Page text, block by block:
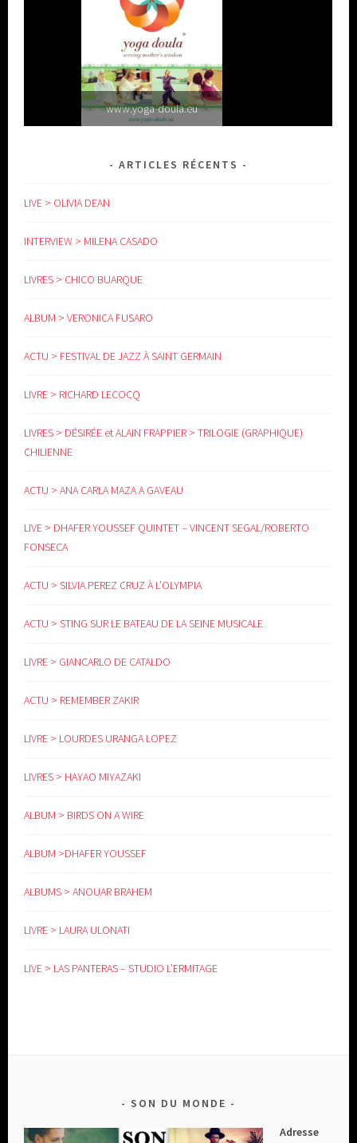
www.yoga-doula.eu
ARTICLES RÉCENTS
LIVE > OLIVIA DEAN
INTERVIEW > MILENA CASADO
LIVRES > CHICO BUARQUE
ALBUM > VERONICA FUSARO
ACTU > FESTIVAL DE JAZZ À SAINT GERMAIN
LIVRE > RICHARD LECOCQ
LIVRES > DÉSIRÉE et ALAIN FRAPPIER > TRILOGIE (GRAPHIQUE)
CHILIENNE
ACTU > ANA CARLA MAZA A GAVEAU
LIVE > DHAFER YOUSSEF QUINTET – VINCENT SEGAL/ROBERTO
FONSECA
ACTU > SILVIA PEREZ CRUZ À L’OLYMPIA
ACTU > STING SUR LE BATEAU DE LA SEINE MUSICALE
LIVRE > GIANCARLO DE CATALDO
ACTU > REMEMBER ZAKIR
LIVRE > LOURDES URANGA LOPEZ
LIVRES > HAYAO MIYAZAKI
ALBUM > BIRDS ON A WIRE
ALBUM >DHAFER YOUSSEF
ALBUMS > ANOUAR BRAHEM
LIVRE > LAURA ULONATI
LIVE > LAS PANTERAS – STUDIO L’ERMITAGE
SON DU MONDE
Adresse